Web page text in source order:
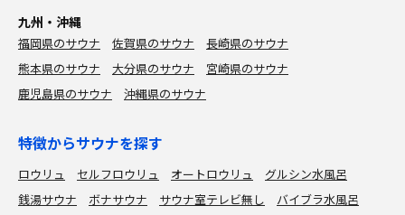
九州・沖縄
福岡県のサウナ 佐賀県のサウナ
長崎県のサウナ
熊本県のサウナ
大分県のサウナ
宮崎県のサウナ
鹿児島県のサウナ
沖縄県のサウナ
特徴からサウナを探す
ロウリュ セルフロウリュ オートロウリュ
グルシン水風呂
銭湯サウナ
ボナサウナ サウナ室テレビ無し
バイブラ水風呂